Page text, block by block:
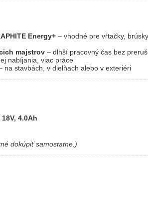
Energy+ – vhodné pre vŕtačky,
majstrov – dlhší pracovný čas bez
nabíjania, viac práce
na stavbách, v dielňach alebo v exteriéri
4.0Ah
dokúpiť samostatne.)